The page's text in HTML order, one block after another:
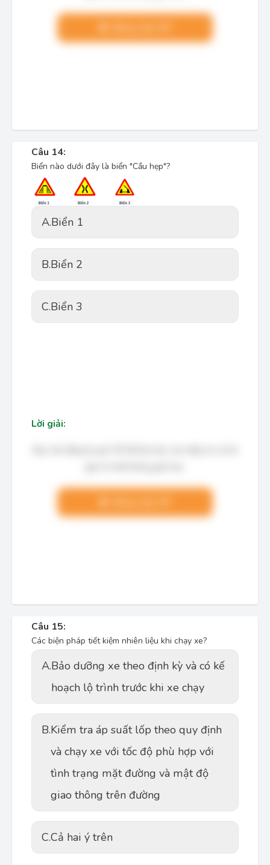
Câu 14:
Biển nào dưới đây là biển "Cầu hẹp"?
A.Biển 1
B.Biển 2
C.Biển 3
Lời giải:
Câu 15:
Các biện pháp tiết kiệm nhiên liệu khi chạy xe?
A.Bảo dưỡng xe theo định kỳ và có kế
hoạch lộ trình trước khi xe chạy
B.Kiểm tra áp suất lốp theo quy định
và chạy xe với tốc độ phù hợp với
tình trạng mặt đường và mật độ
giao thông trên đường
C.Cả hai ý trên